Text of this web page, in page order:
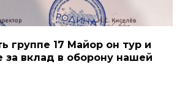
группе 17 Майор он тур и
за вклад в оборону нашей